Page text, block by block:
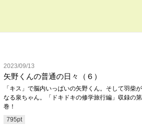
2023/09/13
矢野くんの普通の日々（６）
「キス」で脳内いっぱいの矢野くん。そして羽柴
なる泉ちゃん。「ドキドキの修学旅行編」収録の
巻！
795pt